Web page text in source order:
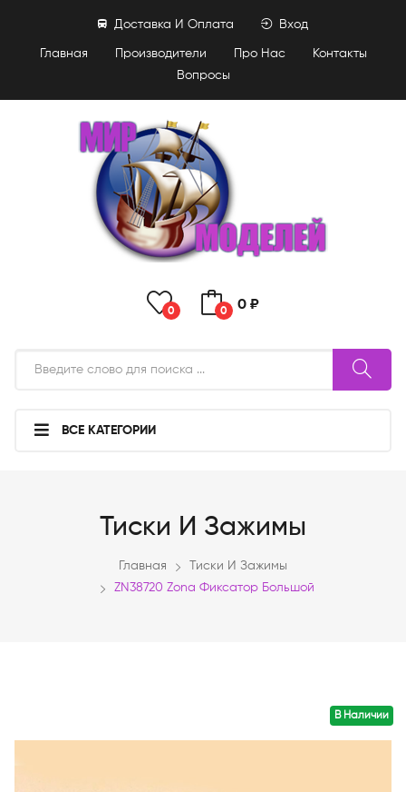
Главная Производители Про Нас
Контакты
Вопросы
Доставка И Оплата Вход
0 0 0 ₽
ВСЕ КАТЕГОРИИ
Тиски И Зажимы
Главная
Тиски И Зажимы
ZN38720 Zona Фиксатор Большой
В Наличии